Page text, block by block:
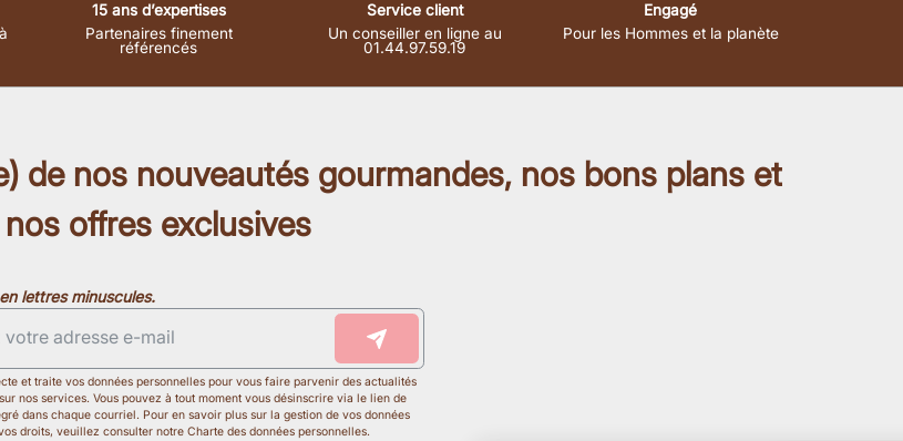
15 ans d’expertises
Partenaires finement
référencés
Service client
Un conseiller en ligne au
01.44.97.59.19
Engagé
Pour les Hommes et la planète
de nos nouveautés gourmandes, nos bons plans et
nos offres exclusives
lettres minuscules.
et traite vos données personnelles pour vous faire parvenir des actualités
nos services. Vous pouvez à tout moment vous désinscrire via le lien de
dans chaque courriel. Pour en savoir plus sur la gestion de vos données
droits, veuillez consulter notre Charte des données personnelles.